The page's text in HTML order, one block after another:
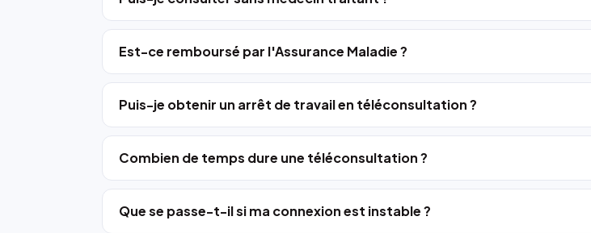
Est-ce remboursé par l'Assurance Maladie ?
Puis-je obtenir un arrêt de travail en téléconsultation ?
Combien de temps dure une téléconsultation ?
Que se passe-t-il si ma connexion est instable ?